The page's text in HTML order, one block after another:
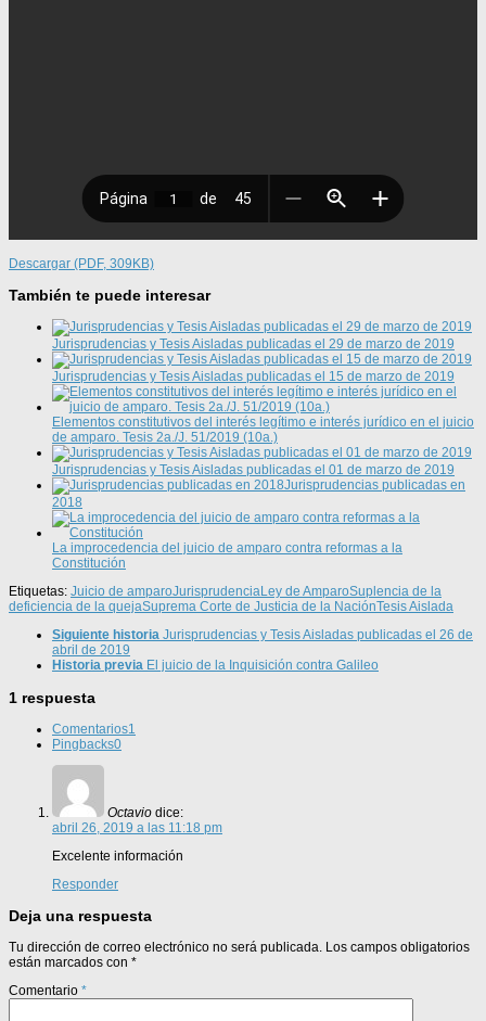
Descargar (PDF, 309KB)
También te puede interesar
Jurisprudencias y Tesis Aisladas publicadas el 29 de marzo de 2019
Jurisprudencias y Tesis Aisladas publicadas el 15 de marzo de 2019
Elementos constitutivos del interés legítimo e interés jurídico en el juicio
de amparo. Tesis 2a./J. 51/2019 (10a.)
Jurisprudencias y Tesis Aisladas publicadas el 01 de marzo de 2019
Jurisprudencias publicadas en
2018
La improcedencia del juicio de amparo contra reformas a la
Constitución
Etiquetas: Juicio de amparoJurisprudenciaLey de AmparoSuplencia de la
deficiencia de la quejaSuprema Corte de Justicia de la NaciónTesis Aislada
Siguiente historia Jurisprudencias y Tesis Aisladas publicadas el 26 de
abril de 2019
Historia previa El juicio de la Inquisición contra Galileo
1 respuesta
Comentarios1
Pingbacks0
Octavio dice:
abril 26, 2019 a las 11:18 pm
Excelente información
Responder
Deja una respuesta
Tu dirección de correo electrónico no será publicada. Los campos obligatorios
están marcados con *
Comentario *